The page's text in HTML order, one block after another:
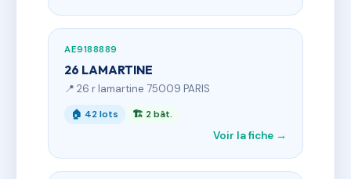
AE9188889
26 LAMARTINE
📍 26 r lamartine 75009 PARIS
🏠 42 lots 🏗 2 bât.
Voir la fiche →